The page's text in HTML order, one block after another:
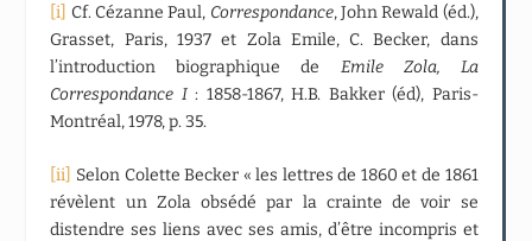
[i] Cf. Cézanne Paul, Correspondance, John Rewald (éd.),
Grasset, Paris, 1937 et Zola Emile, C. Becker, dans
l’introduction biographique de Emile Zola, La
Correspondance I: 1858-1867, H.B. Bakker (éd), Paris-
Montréal, 1978, p. 35.
[ii] Selon Colette Becker « les lettres de 1860 et de 1861
révèlent un Zola obsédé par la crainte de voir se
distendre ses liens avec ses amis, d’être incompris et